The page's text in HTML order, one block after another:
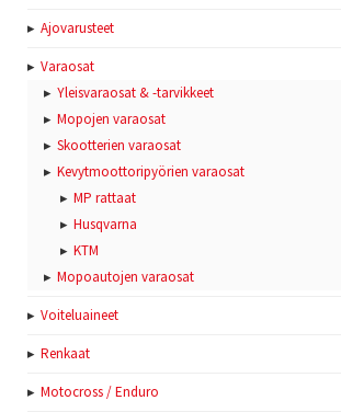
Ajovarusteet
Varaosat
Yleisvaraosat & -tarvikkeet
Mopojen varaosat
Skootterien varaosat
Kevytmoottoripyörien varaosat
MP rattaat
Husqvarna
KTM
Mopoautojen varaosat
Voiteluaineet
Renkaat
Motocross / Enduro